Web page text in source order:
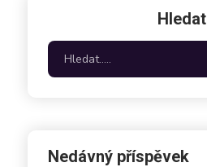
Hledat
Nedávný příspěvek